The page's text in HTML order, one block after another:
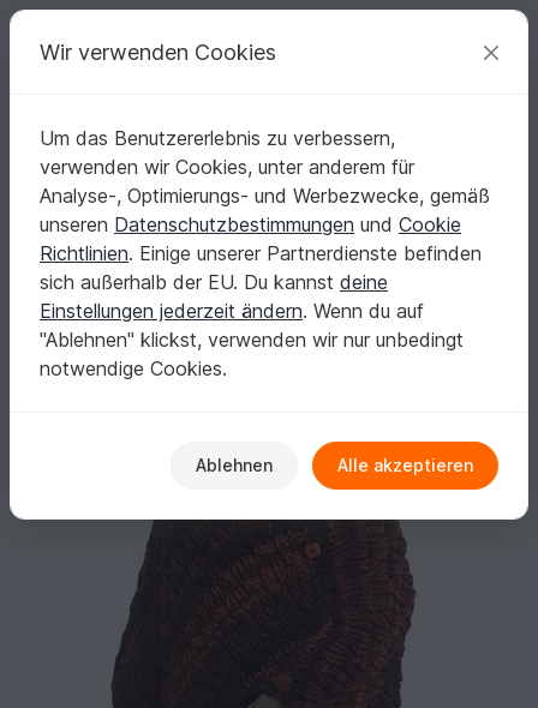
Deine kreativen Ideen
Deutsch | € (EUR) einloggen Kostenlos registrieren
Startseite Stricken Damen Pullover & Poncho
Kuscheliger Poncho gestrickt
Kuscheliger Poncho gestrickt
Wir verwenden Cookies
Um das Benutzererlebnis zu verbessern,
verwenden wir Cookies, unter anderem für
Analyse-, Optimierungs- und Werbezwecke, gemäß
unseren Datenschutzbestimmungen und Cookie
Richtlinien. Einige unserer Partnerdienste befinden
sich außerhalb der EU. Du kannst deine
Einstellungen jederzeit ändern. Wenn du auf
"Ablehnen" klickst, verwenden wir nur unbedingt
notwendige Cookies.
Ablehnen Alle akzeptieren